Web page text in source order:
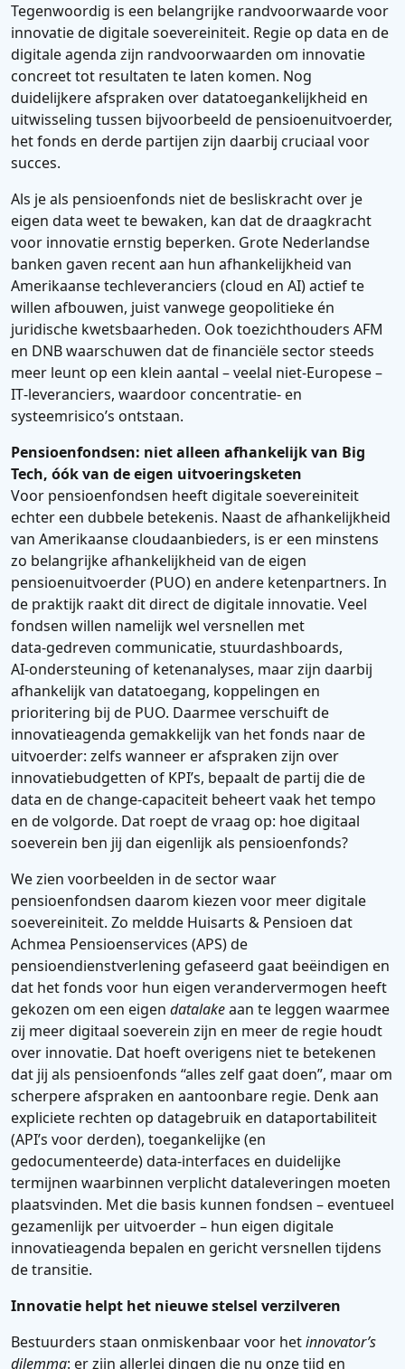
Tegenwoordig is een belangrijke randvoorwaarde voor
innovatie de digitale soevereiniteit. Regie op data en de
digitale agenda zijn randvoorwaarden om innovatie
concreet tot resultaten te laten komen. Nog
duidelijkere afspraken over datatoegankelijkheid en
uitwisseling tussen bijvoorbeeld de pensioenuitvoerder,
het fonds en derde partijen zijn daarbij cruciaal voor
succes.
Als je als pensioenfonds niet de besliskracht over je
eigen data weet te bewaken, kan dat de draagkracht
voor innovatie ernstig beperken. Grote Nederlandse
banken gaven recent aan hun afhankelijkheid van
Amerikaanse techleveranciers (cloud en AI) actief te
willen afbouwen, juist vanwege geopolitieke én
juridische kwetsbaarheden. Ook toezichthouders AFM
en DNB waarschuwen dat de financiële sector steeds
meer leunt op een klein aantal – veelal niet‑Europese –
IT‑leveranciers, waardoor concentratie‑ en
systeemrisico’s ontstaan.
Pensioenfondsen: niet alleen afhankelijk van Big
Tech, óók van de eigen uitvoeringsketen
Voor pensioenfondsen heeft digitale soevereiniteit
echter een dubbele betekenis. Naast de afhankelijkheid
van Amerikaanse cloudaanbieders, is er een minstens
zo belangrijke afhankelijkheid van de eigen
pensioenuitvoerder (PUO) en andere ketenpartners. In
de praktijk raakt dit direct de digitale innovatie. Veel
fondsen willen namelijk wel versnellen met
data‑gedreven communicatie, stuurdashboards,
AI‑ondersteuning of ketenanalyses, maar zijn daarbij
afhankelijk van datatoegang, koppelingen en
prioritering bij de PUO. Daarmee verschuift de
innovatieagenda gemakkelijk van het fonds naar de
uitvoerder: zelfs wanneer er afspraken zijn over
innovatiebudgetten of KPI’s, bepaalt de partij die de
data en de change‑capaciteit beheert vaak het tempo
en de volgorde. Dat roept de vraag op: hoe digitaal
soeverein ben jij dan eigenlijk als pensioenfonds?
We zien voorbeelden in de sector waar
pensioenfondsen daarom kiezen voor meer digitale
soevereiniteit. Zo meldde Huisarts & Pensioen dat
Achmea Pensioenservices (APS) de
pensioendienstverlening gefaseerd gaat beëindigen en
dat het fonds voor hun eigen verandervermogen heeft
gekozen om een eigen datalakeaan te leggen waarmee
zij meer digitaal soeverein zijn en meer de regie houdt
over innovatie. Dat hoeft overigens niet te betekenen
dat jij als pensioenfonds “alles zelf gaat doen”, maar om
scherpere afspraken en aantoonbare regie. Denk aan
expliciete rechten op datagebruik en dataportabiliteit
(API’s voor derden), toegankelijke (en
gedocumenteerde) data‑interfaces en duidelijke
termijnen waarbinnen verplicht dataleveringen moeten
plaatsvinden. Met die basis kunnen fondsen – eventueel
gezamenlijk per uitvoerder – hun eigen digitale
innovatieagenda bepalen en gericht versnellen tijdens
de transitie.
Innovatie helpt het nieuwe stelsel verzilveren
Bestuurders staan onmiskenbaar voor hetinnovator’s
dilemma: er zijn allerlei dingen die nu onze tijd en